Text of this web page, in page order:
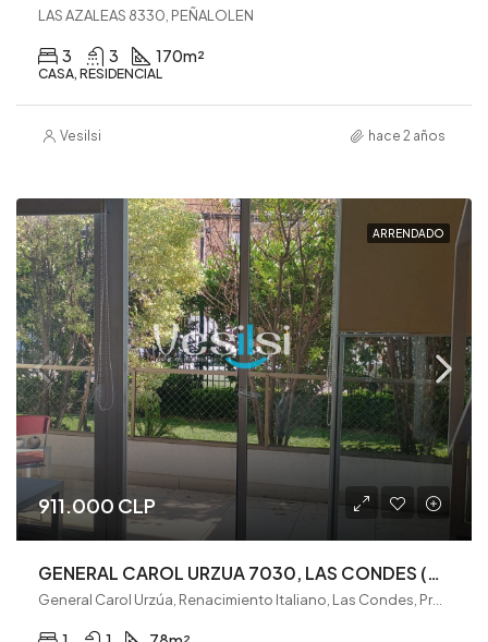
LAS AZALEAS 8330, PEÑALOLEN
3 3 170m²
CASA, RESIDENCIAL
Vesilsi hace 2 años
ARRENDADO
911.000 CLP
GENERAL CAROL URZUA 7030, LAS CONDES (VE0035)
General Carol Urzúa, Renacimiento Italiano, Las Condes, Provincia de Santiago, Región Metropolitana de Santiago, 7560846, Chile